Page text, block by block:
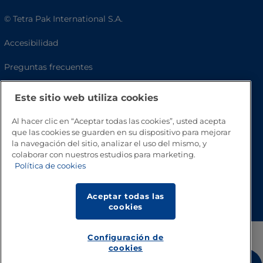
© Tetra Pak International S.A.
Accesibilidad
Preguntas frecuentes
Este sitio web utiliza cookies
Al hacer clic en “Aceptar todas las cookies”, usted acepta
que las cookies se guarden en su dispositivo para mejorar
la navegación del sitio, analizar el uso del mismo, y
colaborar con nuestros estudios para marketing.
Política de cookies
Aceptar todas las
cookies
Configuración de
cookies